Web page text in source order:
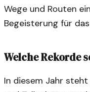
Wege und Routen
Begeisterung für
Welche Rekorde
In diesem Jahr